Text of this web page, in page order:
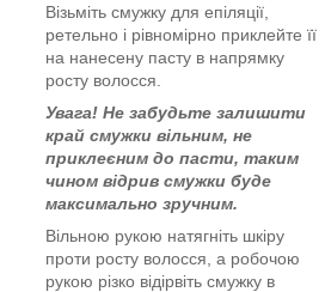
Візьміть смужку для епіляції,
ретельно і рівномірно приклейте її
на нанесену пасту в напрямку
росту волосся.
Увага! Не забудьте залишити
край смужки вільним, не
приклеєним до пасти, таким
чином відрив смужки буде
максимально зручним.
Вільною рукою натягніть шкіру
проти росту волосся, а робочою
рукою різко відірвіть смужку в